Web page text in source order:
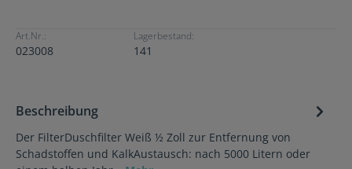
Art.Nr.:
023008
Lagerbestand:
141
Beschreibung
Der FilterDuschfilter Weiß ½ Zoll zur Entfernung von
Schadstoffen und KalkAustausch: nach 5000 Litern oder